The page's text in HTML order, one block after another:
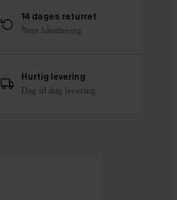
14 dages returret
Nem håndtering
Hurtig levering
Dag til dag levering